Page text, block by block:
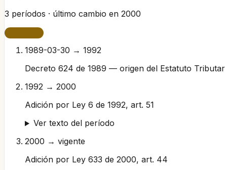
3 períodos · último cambio en 2000
1989-03-30 → 1992
Decreto 624 de 1989 — origen del Estatuto
1992 → 2000
Adición por Ley 6 de 1992, art. 51
Ver texto del período
2000 → vigente
Adición por Ley 633 de 2000, art. 44